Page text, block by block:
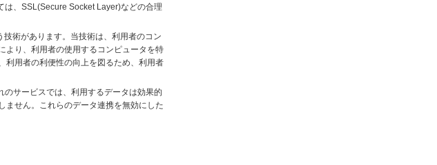
は、SSL(Secure Socket Layer)などの合理
術があります。当技術は、利用者のコン
より、利用者の使用するコンピュータを特
利用者の利便性の向上を図るため、利用者
サービスでは、利用するデータは効果的
ません。これらのデータ連携を無効にした